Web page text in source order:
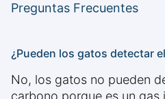
Preguntas Frecuentes
¿Pueden los gatos detectar
No, los gatos no pueden